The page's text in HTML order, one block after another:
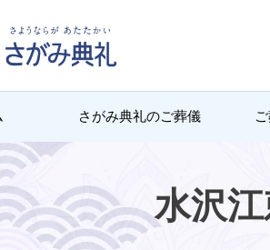
さがみ典礼のご葬儀
水沢